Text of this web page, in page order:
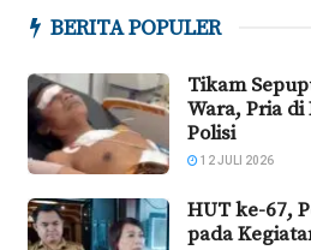
BERITA POPULER
Tikam
Wara, Pria
Polisi
12 JULI 2026
HUT ke-67,
pada